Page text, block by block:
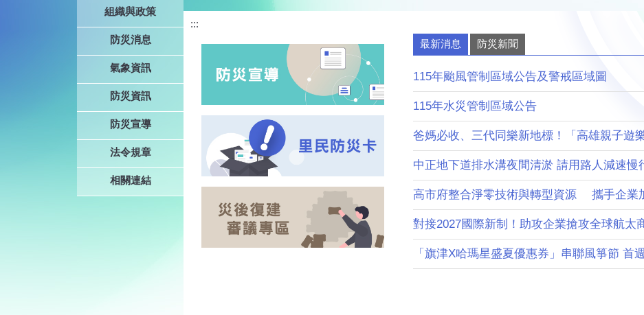
組織與政策
防災消息
氣象資訊
防災資訊
防災宣導
法令規章
相關連結
:::
最新消息
防災新聞
115年颱風管制區域公告及警戒區域圖
115年水災管制區域公告
爸媽必收、三代同樂新地標！「高雄親子遊
中正地下道排水溝夜間清淤 請用路人減速慢
高市府整合淨零技術與轉型資源 攜手企業
對接2027國際新制！助攻企業搶攻全球航太
「旗津X哈瑪星盛夏優惠券」串聯風箏節 首